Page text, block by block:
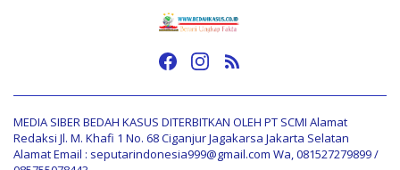
MEDIA SIBER BEDAH KASUS DITERBITKAN OLEH PT SCMI Alamat
Redaksi Jl. M. Khafi 1 No. 68 Ciganjur Jagakarsa Jakarta Selatan
Alamat Email : seputarindonesia999@gmail.com Wa, 081527279899 /